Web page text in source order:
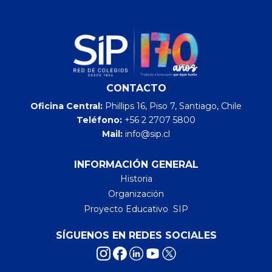
CONTACTO
Oficina Central: Phillips 16, Piso 7, Santiago, Chile
Teléfono: +56 2 2707 5800
Mail: info@sip.cl
INFORMACIÓN GENERAL
Historia
Organización
Proyecto Educativo SIP
SÍGUENOS EN REDES SOCIALES